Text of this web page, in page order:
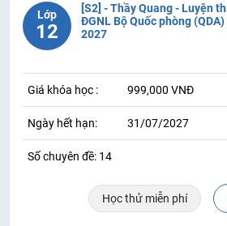
Lớp
12
[S2] - Thầy Quang - Luyện
ĐGNL Bộ Quốc phòng
2027
Giá khóa học : 999,000 VNĐ
Ngày hết hạn: 31/07/2027
Số chuyên đề: 14
Học thử miễn phí